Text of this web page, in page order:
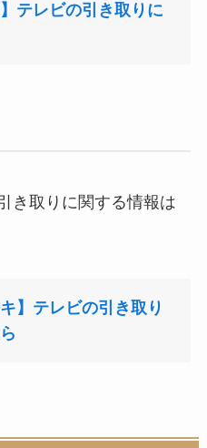
テレビの引き取りに
き取りに関する情報は
】テレビの引き取り